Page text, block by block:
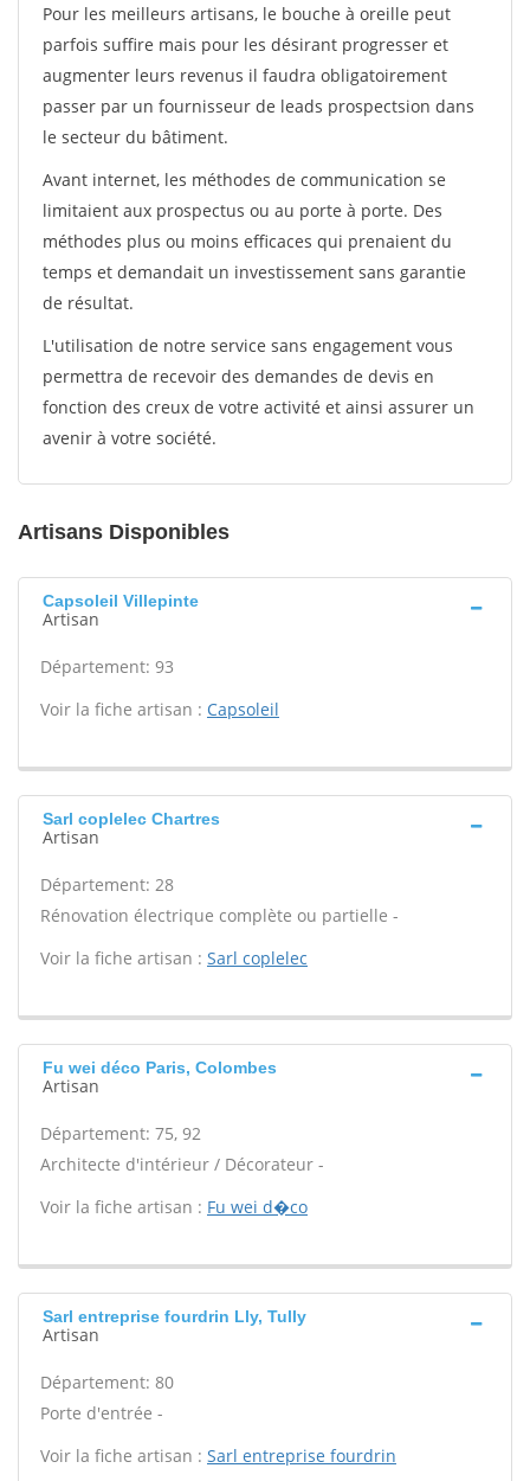
Pour les meilleurs artisans, le bouche à oreille peut
parfois suffire mais pour les désirant progresser et
augmenter leurs revenus il faudra obligatoirement
passer par un fournisseur de leads prospectsion dans
le secteur du bâtiment.
Avant internet, les méthodes de communication se
limitaient aux prospectus ou au porte à porte. Des
méthodes plus ou moins efficaces qui prenaient du
temps et demandait un investissement sans garantie
de résultat.
L'utilisation de notre service sans engagement vous
permettra de recevoir des demandes de devis en
fonction des creux de votre activité et ainsi assurer un
avenir à votre société.
Artisans Disponibles
Capsoleil Villepinte
Artisan
Département: 93
Voir la fiche artisan : Capsoleil
Sarl coplelec Chartres
Artisan
Département: 28
Rénovation électrique complète ou partielle -
Voir la fiche artisan : Sarl coplelec
Fu wei déco Paris, Colombes
Artisan
Département: 75, 92
Architecte d'intérieur / Décorateur -
Voir la fiche artisan : Fu wei d�co
Sarl entreprise fourdrin Lly, Tully
Artisan
Département: 80
Porte d'entrée -
Voir la fiche artisan : Sarl entreprise fourdrin